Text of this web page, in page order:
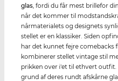
glas, fordi du får mest brillefor
når det kommer til
nårmaterialets og designets
stellet er en klassiker. Siden
har det kunnet fejre comebacks
kombinerer stellet vintage stil
prikken over i'et til ethvert outfit.
grund af deres rundt afskårne